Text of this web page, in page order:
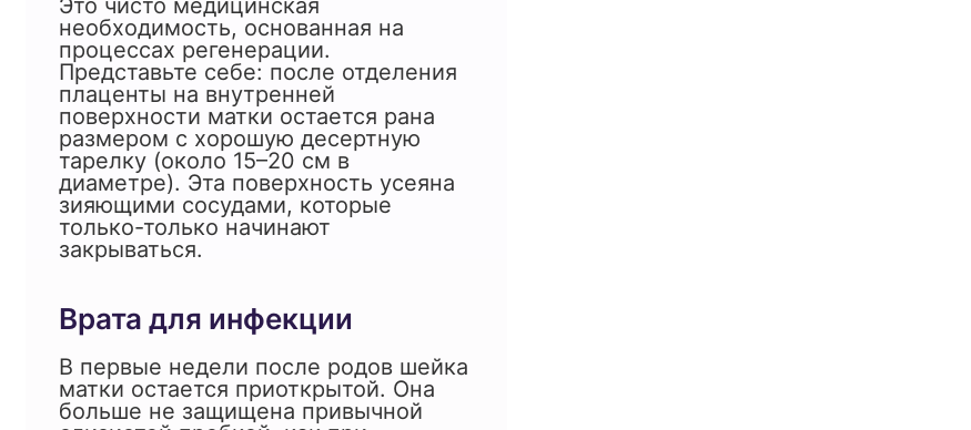
Это чисто медицинская
необходимость, основанная на
процессах регенерации.
Представьте себе: после отделения
плаценты на внутренней
поверхности матки остается рана
размером с хорошую десертную
тарелку (около 15–20 см в
диаметре). Эта поверхность усеяна
зияющими сосудами, которые
только-только начинают
закрываться.
Врата для инфекции
В первые недели после родов шейка
матки остается приоткрытой. Она
больше не защищена привычной